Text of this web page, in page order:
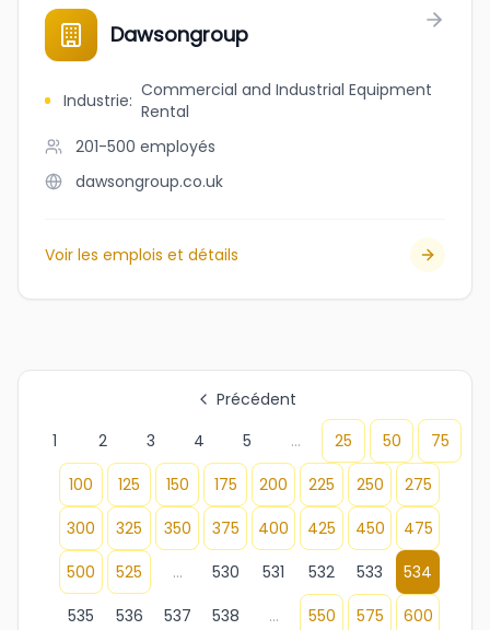
Dawsongroup
Industrie: Commercial and Industrial Equipment
Rental
201-500 employés
dawsongroup.co.uk
Voir les emplois et détails
Précédent
1
2 3 4 5 ... 25 50
75
100
125 150 175 200 225 250
275
300
325 350 375 400 425 450
475
500
525 ... 530 531 532 533
534
535
536 537 538 ... 550 575 600